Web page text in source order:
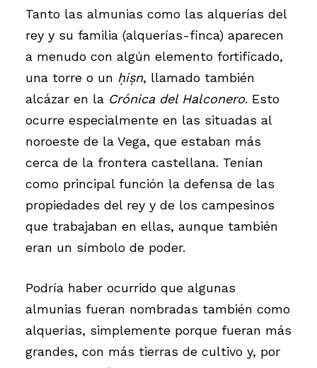
Tanto las almunias como las alquerías del
rey y su familia (alquerías-finca) aparecen
a menudo con algún elemento fortificado,
una torre o un ḥiṣn, llamado también
alcázar en la Crónica del Halconero. Esto
ocurre especialmente en las situadas al
noroeste de la Vega, que estaban más
cerca de la frontera castellana. Tenían
como principal función la defensa de las
propiedades del rey y de los campesinos
que trabajaban en ellas, aunque también
eran un símbolo de poder.
Podría haber ocurrido que algunas
almunias fueran nombradas también como
alquerías, simplemente porque fueran más
grandes, con más tierras de cultivo y, por